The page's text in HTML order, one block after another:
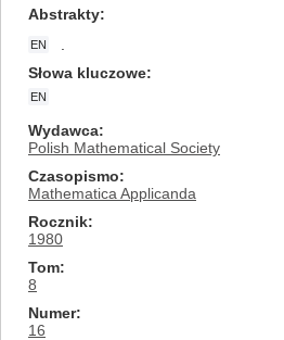
Abstrakty
EN
Słowa kluczowe
EN
Wydawca
Polish Mathematical Society
Czasopismo
Mathematica Applicanda
Rocznik
1980
Tom
8
Numer
16